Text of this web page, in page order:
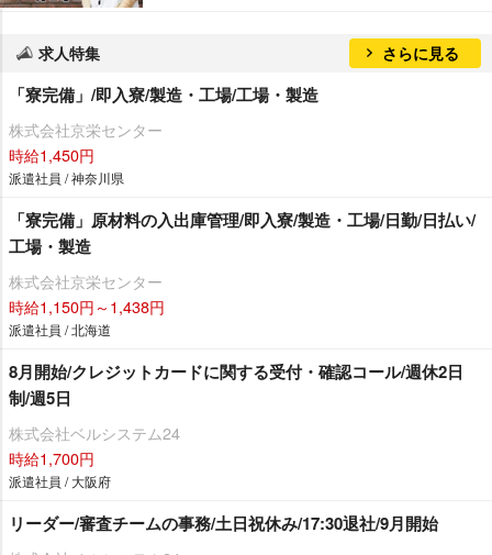
求人特集 さらに見る
「寮完備」/即入寮/製造・工場/工場・製造
株式会社京栄センター
時給1,450円
派遣社員 / 神奈川県
「寮完備」原材料の入出庫管理/即入寮/製造・工場/日勤/日払い/
工場・製造
株式会社京栄センター
時給1,150円～1,438円
派遣社員 / 北海道
8月開始/クレジットカードに関する受付・確認コール/週休2日
制/週5日
株式会社ベルシステム24
時給1,700円
派遣社員 / 大阪府
リーダー/審査チームの事務/土日祝休み/17:30退社/9月開始